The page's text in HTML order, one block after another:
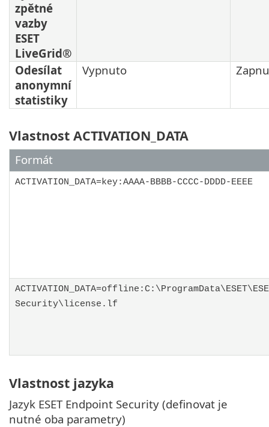
zpětné
vazby
ESET
LiveGrid®
Odesílat
anonymní
statistiky
Vypnuto
Vlastnost ACTIVATION_DATA
Formát
ACTIVATION_DATA=key:AAAA-BBBB-CCCC-DDDD-EEEE
Security\license.lf
Vlastnost jazyka
Jazyk ESET Endpoint Security (definovat je
nutné oba parametry)